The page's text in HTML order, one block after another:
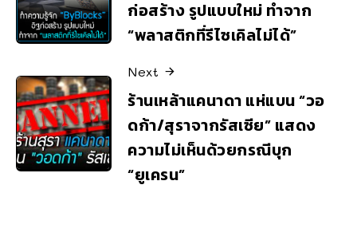
ก่อสร้าง รูปแบบใหม่ ทำจาก
“พลาสติกที่รีไซเคิลไม่ได้”
Next
ร้านเหล้าแคนาดา แห่แบน “วอ
ดก้า/สุราจากรัสเซีย” แสดง
ความไม่เห็นด้วยกรณีบุก
“ยูเครน”